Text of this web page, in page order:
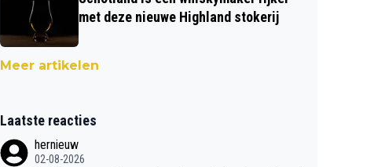
met deze nieuwe Highland stokerij
Meer artikelen
Laatste reacties
hernieuw
02-08-2026